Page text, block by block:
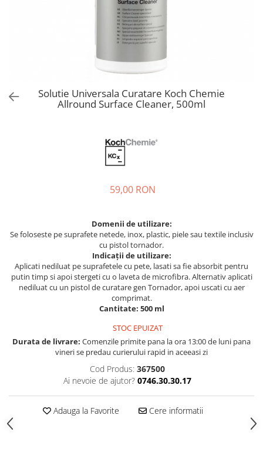
CEARA | SEALANT | TRATAMENTE
PROTECTIE | COATING CERAMIC
LAVETE | PROSOAPE
Solutie Universala Curatare Koch Chemie
Allround Surface Cleaner, 500ml
59,00 RON
Domenii de utilizare:
Se foloseste pe suprafete netede, inox, plastic, piele sau textile inclusiv
cu pistol tornador.
Indicații de utilizare:
Aplicati nediluat pe suprafetele cu pete, lasati sa fie absorbit pentru
putin timp si apoi stergeti cu o laveta de microfibra. Alternativ aplicati
nediluat cu un pistol de curatare gen Tornador, apoi uscati cu aer
comprimat.
Cantitate: 500 ml
STOC EPUIZAT
Durata de livrare: Comenzile primite pana la ora 13:00 de luni pana
vineri se predau curierului rapid in aceeasi zi
Cod Produs: 367500
Ai nevoie de ajutor? 0746.30.30.17
Adauga la Favorite Cere informatii